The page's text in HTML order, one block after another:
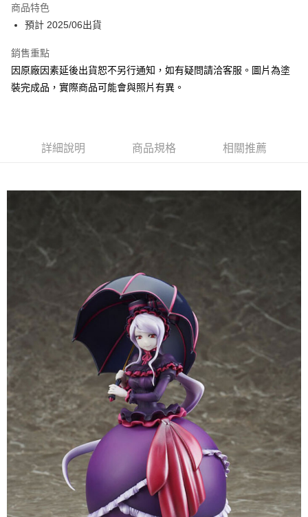
全盈+PAY
大哥付你分期
相關說明
1.本服務由台灣大哥大提供，台灣大哥大用戶可立即使用無須另外申請。
3.實際核准額度、可分期數及費用金額請依後續交易確認頁面所載為準。
4.訂單成立30分鐘內，如未前往確認交易或遇審核未通過，訂單將自動取
【繳款方式說明】
1.分期款項不併入電信帳單，「大哥付你分期」於每月結算日後寄送繳費提
2.透過簡訊連結打開帳單後，可選擇「超商條碼／台灣大直營門市／銀行轉
【注意事項】
1.本服務係由「台灣大哥大股份有限公司」（以下簡稱本公司）所提供，讓
用戶於交易時，得透過本服務購買商品或服務，並由商店將買賣／分期付款
買賣價金債權讓與本公司後，依約使用本公司帳單繳交帳款。
2.基於同意付款使用「大哥付你分期」之契約關係目的，商店將以您的個人
資料（包含姓名、電話或地址）提供予台灣大哥大進項蒐集、處理及利用，
由本公司與您本人進行分期帳單所需資料之確認、核對及更正。
3.完整用戶服務條款，請詳閱以下連結： https://oppay.tw/userRule
ATM付款
預購-付款後全家取貨(舊)
預購-付款後7-11取貨(舊)
每筆NT$120，滿NT$3,000(含以上)免運費
每筆NT$160，滿NT$3,000(含以上)免運費
東海門市自取，需自備購物袋取貨唷。
商品特色
預計 2025/06出貨
銷售重點
因原廠因素延後出貨恕不另行通知，如有疑問請洽客服。圖片為塗
裝完成品，實際商品可能會與照片有異。
詳細說明 商品規格 相關推薦